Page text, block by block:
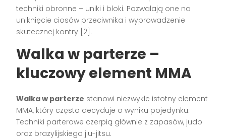
techniki obronne – uniki i bloki. Pozwalają one na
uniknięcie ciosów przeciwnika i wyprowadzenie
skutecznej kontry [2].
Walka w parterze –
kluczowy element MMA
Walka w parterze stanowi niezwykle istotny element
MMA, który często decyduje o wyniku pojedynku.
Techniki parterowe czerpią głównie z zapasów, judo
oraz brazylijskiego jiu-jitsu.